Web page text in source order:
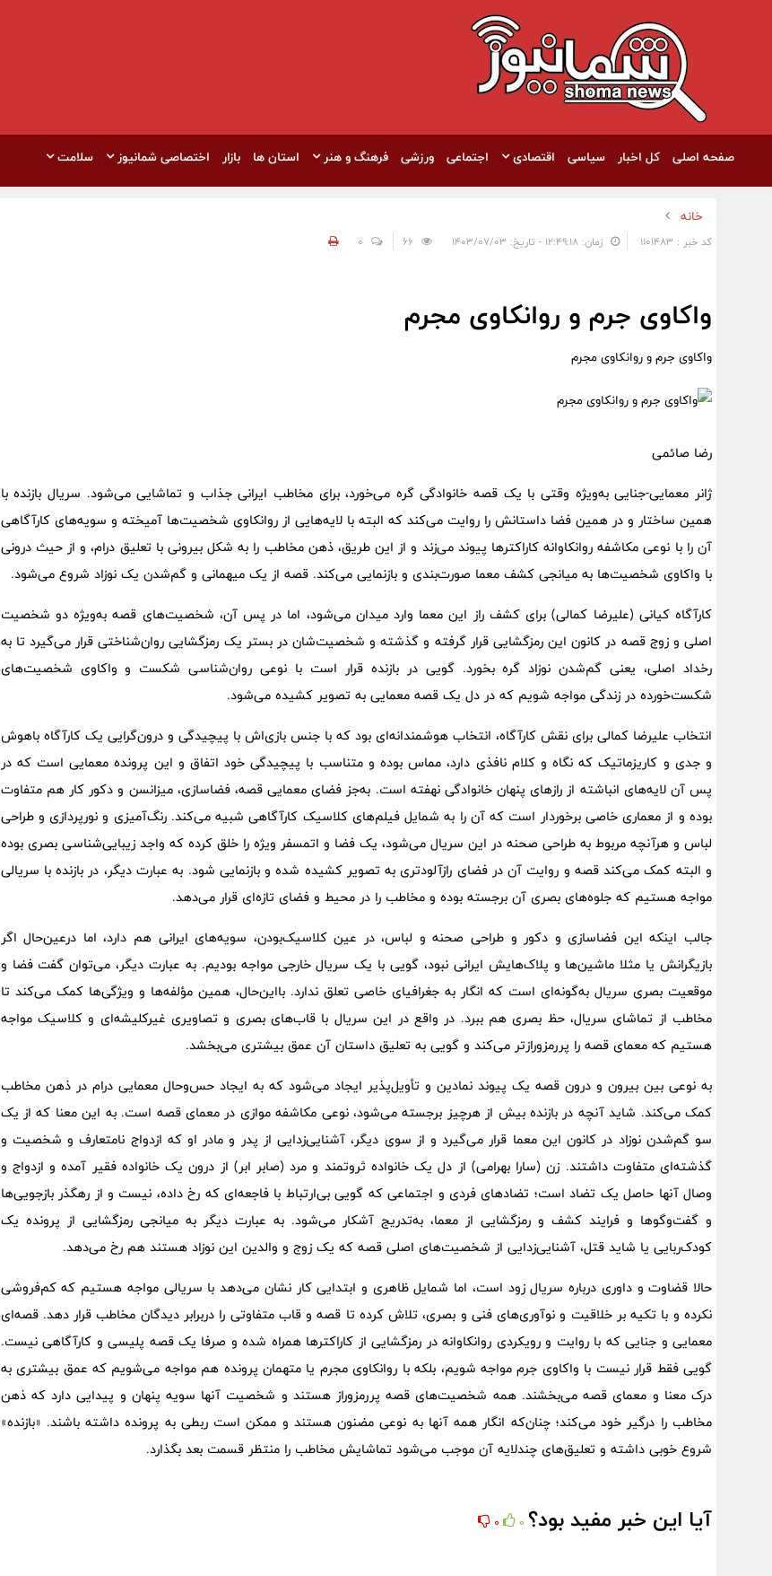
صفحه اصلی کل اخبار سیاسی اقتصادی اجتماعی ورزشی فرهنگ و هنر استان ها بازار اختصاصی شمانیوز سلامت
خانه
کد خبر : 1101483 زمان: ۱۲:۴۹:۱۸ - تاریخ: ۱۴۰۳/۰۷/۰۳ 0
واکاوی جرم و روانکاوی مجرم
واکاوی جرم و روانکاوی مجرم
رضا صائمی
ژانر معمایی-جنایی به‌ویژه وقتی با یک قصه خانوادگی گره می‌خورد، برای مخاطب ایرانی جذاب و تماشایی می‌شود. سریال بازنده با
همین ساختار و در همین فضا داستانش را روایت می‌کند که البته با لایه‌هایی از روانکاوی شخصیت‌ها آمیخته و سویه‌‌های کارآگاهی
آن را با نوعی مکاشفه روانکاوانه کاراکترها پیوند می‌زند و از این طریق، ذهن مخاطب را به شکل بیرونی با تعلیق درام، و از حیث درونی
با واکاوی شخصیت‌ها به میانجی کشف معما صورت‌بندی و بازنمایی می‌کند. قصه از یک میهمانی ‌و گم‌شدن یک نوزاد شروع می‌شود.
کارآگاه کیانی (علیرضا کمالی) برای کشف راز این معما وارد میدان می‌شود، اما در پس آن، شخصیت‌های قصه به‌ویژه دو شخصیت
اصلی و زوج قصه در کانون این رمزگشایی قرار گرفته و گذشته و شخصیت‌شان در بستر یک رمزگشایی روان‌شناختی قرار می‌گیرد تا به
رخداد اصلی، یعنی گم‌شدن نوزاد گره بخورد. گویی در بازنده قرار است با نوعی روان‌شناسی شکست و واکاوی شخصیت‌های
شکست‌خورده در زندگی مواجه شویم که در دل یک قصه معمایی به تصویر کشیده می‌شود.
انتخاب علیرضا کمالی برای نقش کارآگاه، انتخاب هوشمندانه‌ای بود که با جنس بازی‌اش با پیچیدگی و درون‌گرایی یک کارآگاه باهوش
و جدی و کاریزماتیک که نگاه و کلام نافذی دارد، مماس بوده و متناسب با پیچیدگی خود اتفاق و این پرونده معمایی است که در
پس آن لایه‌های انباشته از رازهای پنهان خانوادگی نهفته است. به‌جز فضای معمایی قصه، فضاسازی، میزانسن و دکور کار هم متفاوت
بوده و از معماری خاصی برخوردار است که آن را به شمایل فیلم‌های کلاسیک کارآگاهی شبیه می‌کند. رنگ‌آمیزی و نورپردازی و طراحی
لباس و هرآنچه مربوط به طراحی صحنه در این سریال می‌شود، یک فضا و اتمسفر ویژه‌‌ را خلق کرده که واجد زیبایی‌شناسی بصری بوده
و البته کمک می‌کند ‌‌قصه و روایت آن در فضای رازآلودتری به تصویر کشیده شده و بازنمایی شود. به عبارت دیگر، در بازنده با سریالی
مواجه هستیم که جلوه‌های بصری آن برجسته بوده و مخاطب را در ‌محیط و فضای تازه‌ای قرار می‌دهد.
جالب اینکه این فضاسازی و دکور و طراحی صحنه و لباس، در عین کلاسیک‌بودن، سویه‌های ایرانی هم دارد، اما در‌عین‌حال اگر
بازیگرانش یا مثلا ماشین‌ها و پلاک‌هایش ایرانی نبود، گویی با یک سریال خارجی مواجه بودیم. به عبارت دیگر، می‌توان گفت فضا و
موقعیت بصری سریال به‌گونه‌ای است که انگار به جغرافیای خاصی تعلق ندارد. با‌این‌حال، همین مؤلفه‌ها و ویژگی‌ها کمک می‌کند تا
مخاطب از تماشای سریال، حظ بصری هم ببرد. در واقع در این سریال با قاب‌های بصری و تصاویری غیرکلیشه‌ای و کلاسیک مواجه
هستیم که معمای قصه را پر‌‌رمز‌و‌رازتر می‌کند و گویی به تعلیق داستان آن عمق بیشتری می‌بخشد.
به نوعی بین بیرون و درون قصه یک پیوند نمادین و تأویل‌پذیر ایجاد می‌شود که به ایجاد حس‌وحال معمایی درام در ذهن مخاطب
کمک می‌کند. شاید آنچه در بازنده بیش از هر‌چیز برجسته می‌شود، نوعی مکاشفه موازی در معمای قصه است. به این معنا که از یک
سو گم‌شدن نوزاد در کانون این معما قرار می‌گیرد و از سوی دیگر، ‌آشنایی‌زدایی از پدر و مادر او که ازدواج نامتعارف و شخصیت و
گذشته‌ای متفاوت داشتند. زن (سارا بهرامی) از دل یک خانواده ثروتمند و مرد (صابر ابر) از درون یک خانواده فقیر آمده و ازدواج و
وصال آنها حاصل یک تضاد است؛ تضادهای فردی و اجتماعی که گویی بی‌ارتباط با فاجعه‌ای که رخ داده، نیست و از رهگذر بازجویی‌ها
و گفت‌وگوها و فر‌ایند کشف و رمزگشایی از معما، به‌تدریج آشکار می‌شود. به عبارت دیگر به میانجی رمزگشایی از پرونده یک
کودک‌ربایی‌ یا شاید قتل، آشنایی‌زدایی از شخصیت‌های اصلی قصه که یک زوج و والدین این نوزاد هستند هم رخ می‌دهد.
حالا قضاوت و داوری درباره سریال زود است، اما شمایل ظاهری و ابتدایی کار نشان می‌دهد‌ با سریالی مواجه هستیم که کم‌فروشی
نکرده و با تکیه بر خلاقیت و نوآوری‌های فنی و بصری، تلاش کرده تا قصه و قاب متفاوتی را در‌برابر دیدگان مخاطب قرار دهد. قصه‌ای
معمایی و جنایی که با روایت و رویکردی روانکاوانه در رمزگشایی از کاراکترها همراه شده و صرفا یک قصه پلیسی و کارآگاهی نیست.
گویی فقط قرار نیست با واکاوی جرم مواجه شویم، بلکه با روانکاوی مجرم یا متهمان پرونده هم مواجه می‌شویم که عمق بیشتری به
درک معنا و معمای قصه می‌بخشند. همه شخصیت‌های قصه پررمز‌و‌راز هستند و شخصیت آنها سویه پنهان و پیدایی دارد که ذهن
مخاطب را درگیر خود می‌کند؛ چنان‌که انگار همه آنها به نوعی مضنون هستند و ممکن است ربطی به پرونده داشته باشند. «بازنده»
شروع خوبی داشته و تعلیق‌های چند‌لایه آن موجب می‌شود ‌تماشایش مخاطب را منتظر قسمت بعد بگذارد.
آیا این خبر مفید بود؟ 0
0